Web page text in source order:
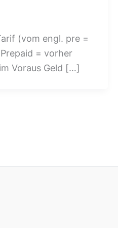
(vom engl. pre =
= vorher
Voraus Geld […]